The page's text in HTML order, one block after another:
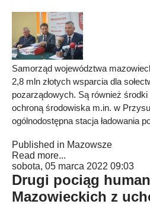
Samorząd województwa
2,8 mln złotych wsparcia dla
pozarządowych. Są również środki
ochroną środowiska m.in. w
ogólnodostępna stacja ładowania
Published in Mazowsze
Read more...
sobota, 05 marca 2022 09:03
Drugi pociąg
Mazowieckich z